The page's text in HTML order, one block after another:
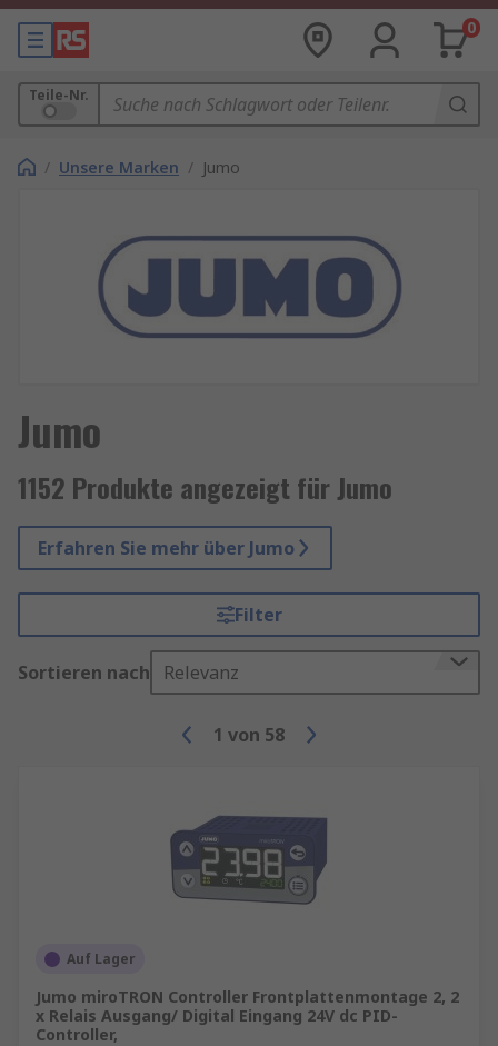
0
Teile-Nr.
/ Unsere Marken / Jumo
Jumo
1152 Produkte angezeigt für Jumo
Erfahren Sie mehr über Jumo
Filter
Sortieren nach Relevanz
1 von 58
Auf Lager
Jumo miroTRON Controller Frontplattenmontage 2, 2
x Relais Ausgang/ Digital Eingang 24V dc PID-
Controller,